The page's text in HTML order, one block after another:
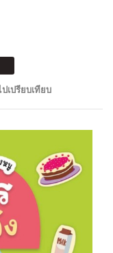
ปเปรียบเทียบ